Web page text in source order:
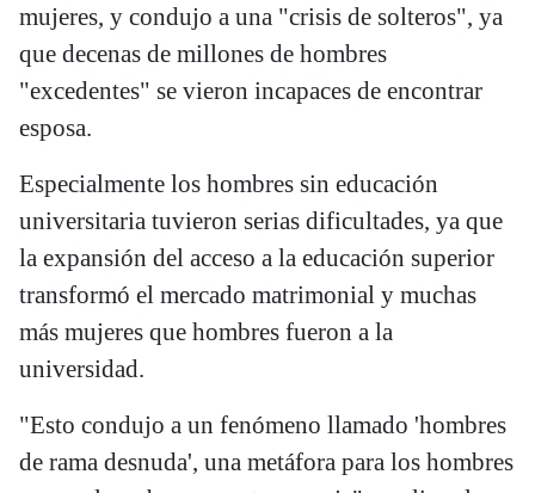
mujeres, y condujo a una "crisis de solteros", ya
que decenas de millones de hombres
"excedentes" se vieron incapaces de encontrar
esposa.
Especialmente los hombres sin educación
universitaria tuvieron serias dificultades, ya que
la expansión del acceso a la educación superior
transformó el mercado matrimonial y muchas
más mujeres que hombres fueron a la
universidad.
"Esto condujo a un fenómeno llamado 'hombres
de rama desnuda', una metáfora para los hombres